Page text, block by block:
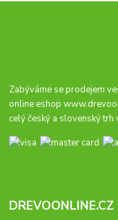
Zabýváme se prodejem
online eshop
celý český a slovenský trh
DREVOONLINE.CZ